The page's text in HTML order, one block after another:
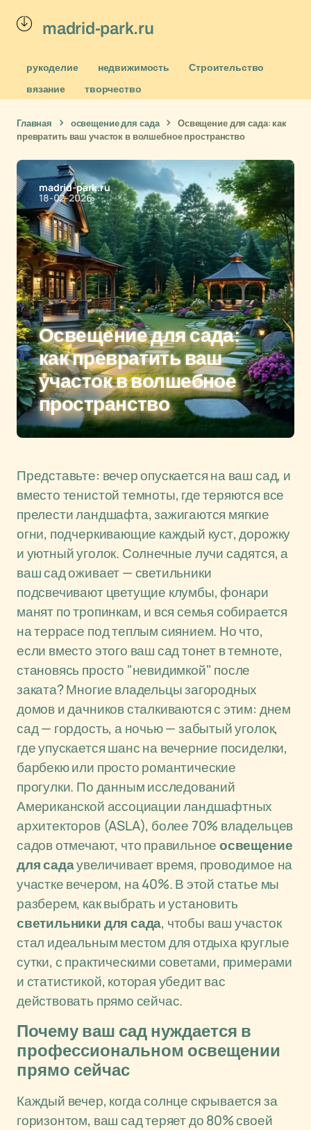
madrid-park.ru
рукоделие недвижимость
Строительство
вязание
творчество
Главная освещение для сада
Освещение для сада: как
превратить ваш участок в волшебное пространство
madrid-park.ru
18-02-2026
Освещение для сада:
как превратить ваш
участок в волшебное
пространство
Представьте: вечер опускается на ваш сад, и
вместо тенистой темноты, где теряются все
прелести ландшафта, зажигаются мягкие
огни, подчеркивающие каждый куст, дорожку
и уютный уголок. Солнечные лучи садятся, а
ваш сад оживает — светильники
подсвечивают цветущие клумбы, фонари
манят по тропинкам, и вся семья собирается
на террасе под теплым сиянием. Но что,
если вместо этого ваш сад тонет в темноте,
становясь просто "невидимкой" после
заката? Многие владельцы загородных
домов и дачников сталкиваются с этим: днем
сад — гордость, а ночью — забытый уголок,
где упускается шанс на вечерние посиделки,
барбекю или просто романтические
прогулки. По данным исследований
Американской ассоциации ландшафтных
архитекторов (ASLA), более 70% владельцев
садов отмечают, что правильноеосвещение
для садаувеличивает время, проводимое на
участке вечером, на 40%. В этой статье мы
разберем, как выбрать и установить
светильники для сада, чтобы ваш участок
стал идеальным местом для отдыха круглые
сутки, с практическими советами, примерами
и статистикой, которая убедит вас
действовать прямо сейчас.
Почему ваш сад нуждается в
профессиональном освещении
прямо сейчас
Каждый вечер, когда солнце скрывается за
горизонтом, ваш сад теряет до 80% своей